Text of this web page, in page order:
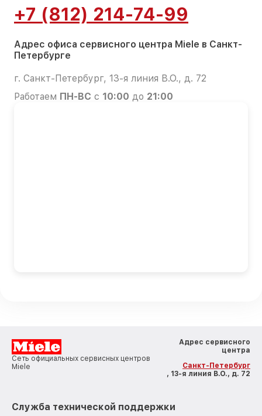
+7 (812) 214-74-99
Адрес офиса сервисного центра Miele в Санкт-
Петербурге
г. Санкт-Петербург, 13-я линия В.О., д. 72
Работаем ПН-ВС с 10:00 до 21:00
Сеть официальных сервисных центров
Miele
Адрес сервисного
центра
Санкт-Петербург
, 13-я линия В.О., д. 72
Служба технической поддержки